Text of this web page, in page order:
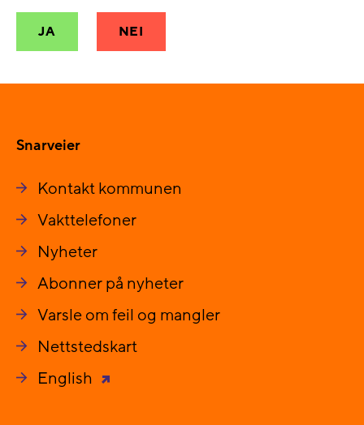
JA NEI
Snarveier
Kontakt kommunen
Vakttelefoner
Nyheter
Abonner på nyheter
Varsle om feil og mangler
Nettstedskart
English